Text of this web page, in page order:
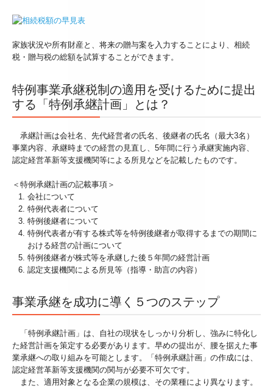
家族状況や所有財産と、将来の贈与案を入力することにより、相続
税・贈与税の総額を試算することができます。
特例事業承継税制の適用を受けるために提出
する「特例承継計画」とは？
承継計画は会社名、先代経営者の氏名、後継者の氏名（最大3名）
事業内容、承継時までの経営の見直し、5年間に行う承継実施内容、
認定経営革新等支援機関等による所見などを記載したものです。
＜特例承継計画の記載事項＞
会社について
特例代表者について
特例後継者について
特例代表者が有する株式等を特例後継者が取得するまでの期間に
おける経営の計画について
特例後継者が株式等を承継した後５年間の経営計画
認定支援機関による所見等（指導・助言の内容）
事業承継を成功に導く５つのステップ
「特例承継計画」は、自社の現状をしっかり分析し、強みに特化し
た経営計画を策定する必要があります。早めの提出が、腰を据えた事
業承継への取り組みを可能とします。「特例承継計画」の作成には、
認定経営革新等支援機関の関与が必要不可欠です。
また、適用対象となる企業の規模は、その業種により異なります。